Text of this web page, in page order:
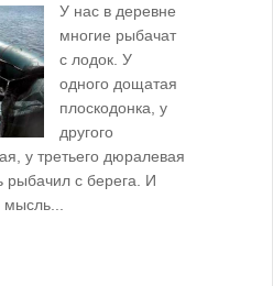
У нас в деревне
многие рыбачат
с лодок. У
одного дощатая
плоскодонка, у
другого
у третьего дюралевая
рыбачил с берега. И